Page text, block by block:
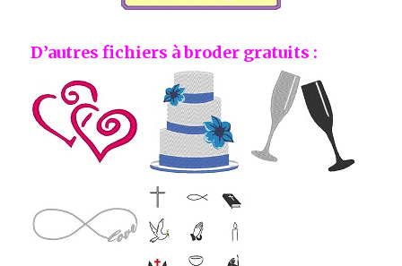
D’autres fichiers à broder gratuits :